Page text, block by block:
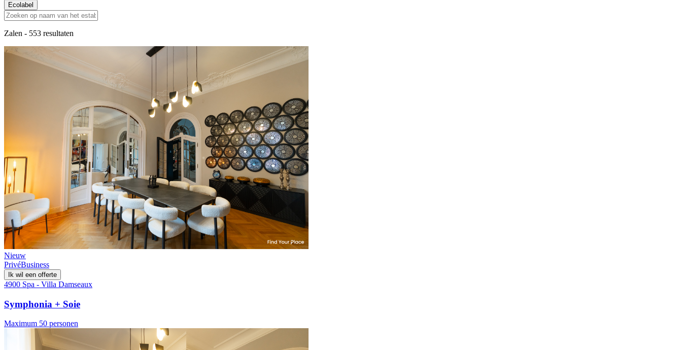
Ecolabel
Zalen - 553 resultaten
Nieuw
PrivéBusiness
Ik wil een offerte
4900 Spa - Villa Damseaux
Symphonia + Soie
Maximum 50 personen